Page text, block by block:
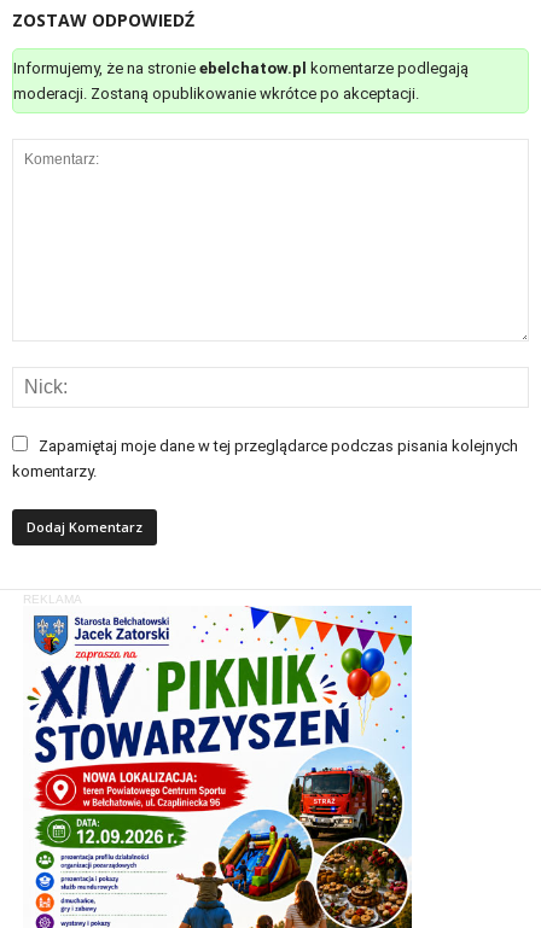
ZOSTAW ODPOWIEDŹ
Informujemy, że na stronie ebelchatow.pl komentarze podlegają
moderacji. Zostaną opublikowanie wkrótce po akceptacji.
Zapamiętaj moje dane w tej przeglądarce podczas pisania kolejnych
komentarzy.
REKLAMA